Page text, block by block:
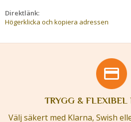
Direktlänk:
Högerklicka och kopiera adressen
TRYGG & FLEXIBEL
Välj säkert med Klarna, Swish